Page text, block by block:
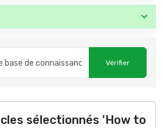
sélectionnés 'How to